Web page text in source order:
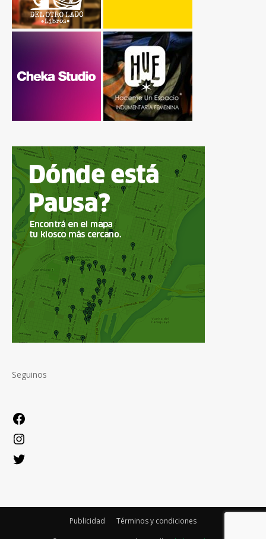
Seguinos
Publicidad Términos y condiciones